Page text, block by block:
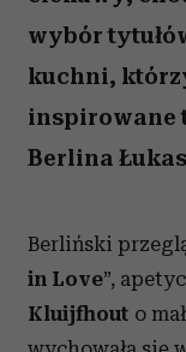
wybór
kuchni,
inspirowane
Berlina
Berliński
in Love”,
Kluijfhout o